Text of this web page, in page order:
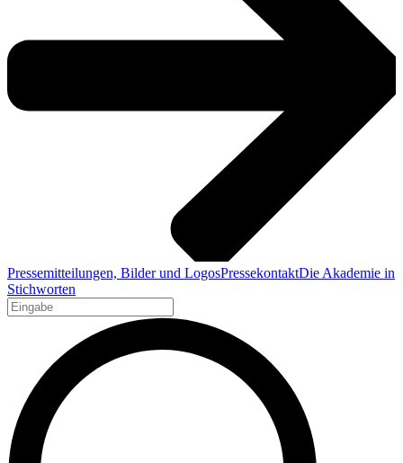
Pressemitteilungen, Bilder und LogosPressekontaktDie Akademie in
Stichworten